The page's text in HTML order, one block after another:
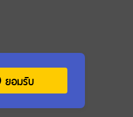
ยอมรับ